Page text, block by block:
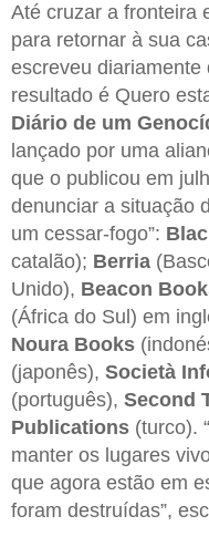
Até cruzar a fronteira
para retornar à sua
escreveu diariamente
resultado é Quero
Diário de um
lançado por uma
que o publicou em
denunciar a situação
um cessar-fogo”:
catalão); Berria
Unido), Beacon
(África do Sul) em
Noura Books
(japonês), Società
(português), Second
Publications (turco).
manter os lugares
que agora estão em
foram destruídas”,